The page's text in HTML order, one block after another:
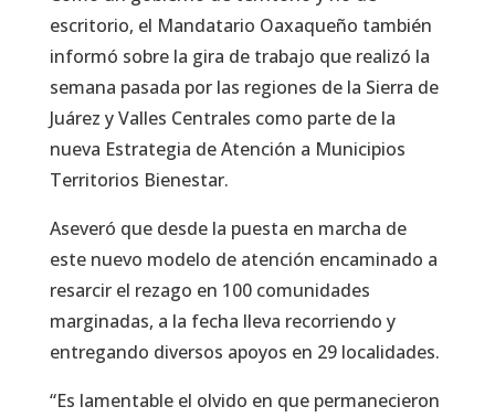
escritorio, el Mandatario Oaxaqueño también
informó sobre la gira de trabajo que realizó la
semana pasada por las regiones de la Sierra de
Juárez y Valles Centrales como parte de la
nueva Estrategia de Atención a Municipios
Territorios Bienestar.
Aseveró que desde la puesta en marcha de
este nuevo modelo de atención encaminado a
resarcir el rezago en 100 comunidades
marginadas, a la fecha lleva recorriendo y
entregando diversos apoyos en 29 localidades.
“Es lamentable el olvido en que permanecieron